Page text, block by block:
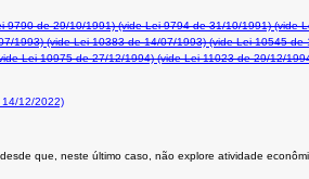
9790 de 29/10/1991)(vide Lei 9794 de 31/10/1991)(vide
1993)(vide Lei 10383 de 14/07/1993)(vide Lei 10545 de
Lei 10975 de 27/12/1994)(vide Lei 11023 de 29/12/
14/12/2022)
que, neste último caso, não explore atividade